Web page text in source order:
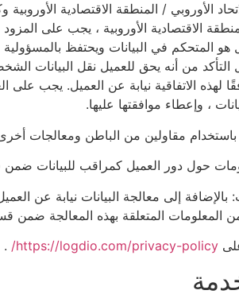
الأوروبي / المنطقة الاقتصادية
الاقتصادية الأوروبية ، يجب على
المناسبة ؛ و (3) العميل هو المتحكم في البيانات
التأكد من أنه يحق للعميل نقل البيانات
لهذه الاتفاقية نيابة عن العميل. يجب على
، وإعطاء موافقتها عليها.
مقاولين من الباطن ومعالجات
حول دور العميل كمراقب للبيانات
بالإضافة إلى معالجة البيانات نيابة عن
المعلومات المتعلقة بهذه المعالجة
https://logdio.com/privacy-policy/
.